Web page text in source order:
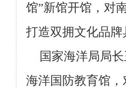
馆”新馆开馆，对
打造双拥文化品
国家海洋局局
海洋国防教育馆